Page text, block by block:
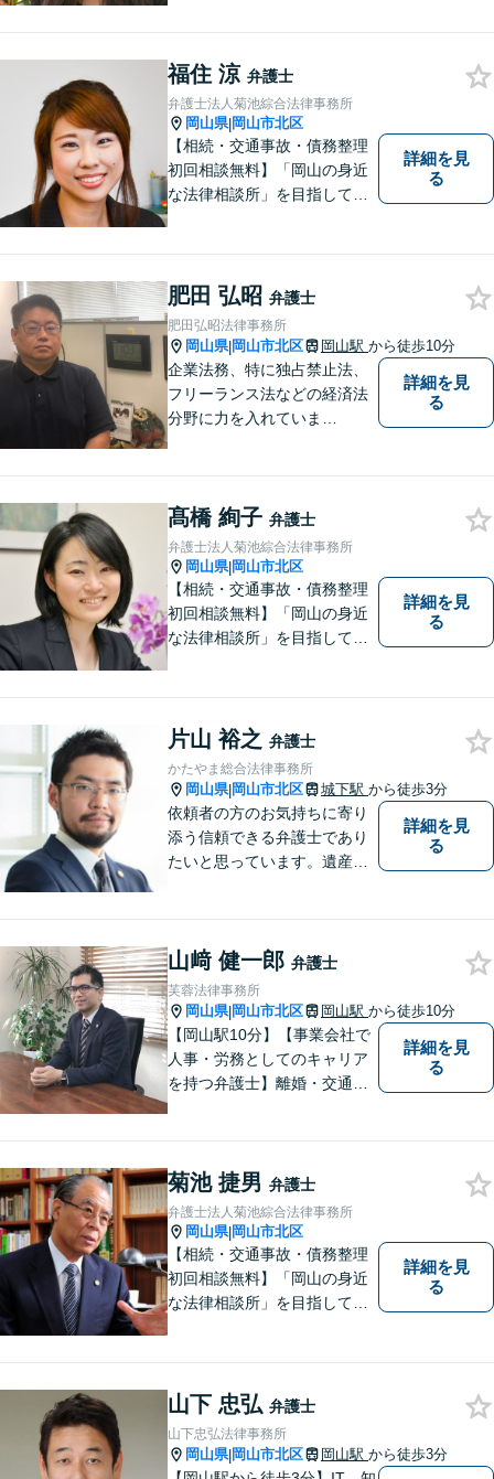
んなささいなことでも構いま
せん。お気軽にご相談くださ
い。【土曜日も受付可能】
【専用駐車場あり】
福住 涼 弁護士
弁護士法人菊池綜合法律事務所
岡山県|岡山市北区
【相続・交通事故・債務整理
初回相談無料】「岡山の身近
な法律相談所」を目指してい
んなささいなことでも構いま
せん。お気軽にご相談くださ
い。【土曜日も受付可能】
【専用駐車場あり】
詳細を見
る
肥田 弘昭 弁護士
肥田弘昭法律事務所
岡山県|岡山市北区 岡山駅 から徒歩10分
企業法務、特に独占禁止法、
フリーランス法などの経済法
分野に力を入れていま
詳細を見
る
髙橋 絢子 弁護士
弁護士法人菊池綜合法律事務所
岡山県|岡山市北区
【相続・交通事故・債務整理
初回相談無料】「岡山の身近
な法律相談所」を目指してい
んなささいなことでも構いま
せん。お気軽にご相談くださ
い。【土曜日も受付可能】
【専用駐車場あり】
詳細を見
る
片山 裕之 弁護士
かたやま総合法律事務所
岡山県|岡山市北区 城下駅 から徒歩3分
依頼者の方のお気持ちに寄り
添う信頼できる弁護士であり
たいと思っています。遺産分
にご相談ください。
詳細を見
る
山﨑 健一郎 弁護士
芙蓉法律事務所
岡山県|岡山市北区 岡山駅 から徒歩10分
【岡山駅10分】【事業会社で
人事・労務としてのキャリア
を持つ弁護士】離婚・交通事
とお話をうかがうことを心掛
けています。必要に応じ、他
士業と連携して解決を図りま
す。
詳細を見
る
菊池 捷男 弁護士
弁護士法人菊池綜合法律事務所
岡山県|岡山市北区
【相続・交通事故・債務整理
初回相談無料】「岡山の身近
な法律相談所」を目指してい
んなささいなことでも構いま
せん。お気軽にご相談くださ
い。【土曜日も受付可能】
【専用駐車場あり】
詳細を見
る
山下 忠弘 弁護士
山下忠弘法律事務所
岡山県|岡山市北区 岡山駅 から徒歩3分